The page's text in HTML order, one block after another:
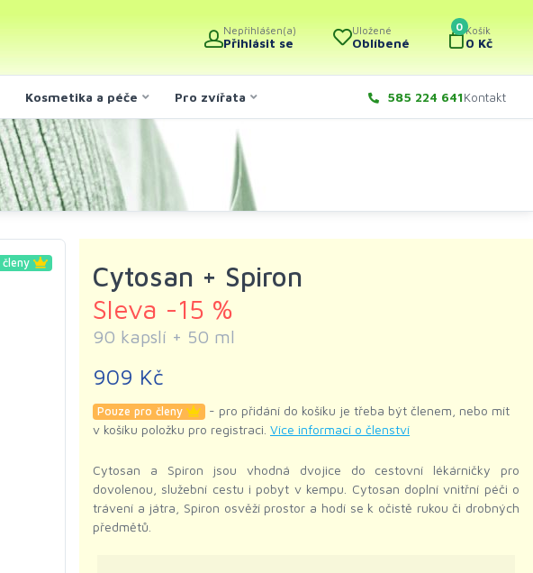
Nepřihlášen(a)
Přihlásit se
Uložené
Oblíbené
0 Košík
0 Kč
Kosmetika a péče Pro zvířata 585 224 641Kontakt
Cytosan + Spiron
Sleva -15 %
90 kapslí + 50 ml
909 Kč
Pouze pro členy
- pro přidání do košíku je třeba být členem, nebo mít
v košíku položku pro registraci. Více informací o členství
Cytosan a Spiron jsou vhodná dvojice do cestovní lékárničky pro
dovolenou, služební cestu i pobyt v kempu. Cytosan doplní vnitřní péči o
trávení a játra, Spiron osvěží prostor a hodí se k očistě rukou či drobných
předmětů.